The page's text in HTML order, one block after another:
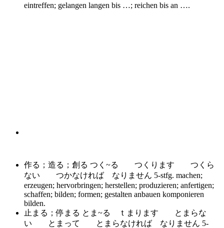
eintreffen; gelangen langen bis …; reichen bis an ….
作る；造る；創る つく~る つくります つくら
ない つかなければ なりません 5-stfg. machen;
erzeugen; hervorbringen; herstellen; produzieren; anfertigen;
schaffen; bilden; formen; gestalten anbauen komponieren
bilden.
止まる；停まる とま~る ｔまります とまらな
い とまって とまらなければ なりません 5-